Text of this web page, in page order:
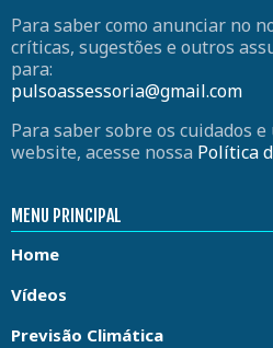
Para saber como anunciar no
críticas, sugestões e outros
para:
pulsoassessoria@gmail.com
Para saber sobre os cuidados e
website, acesse nossa Política
MENU PRINCIPAL
Home
Vídeos
Previsão Climática